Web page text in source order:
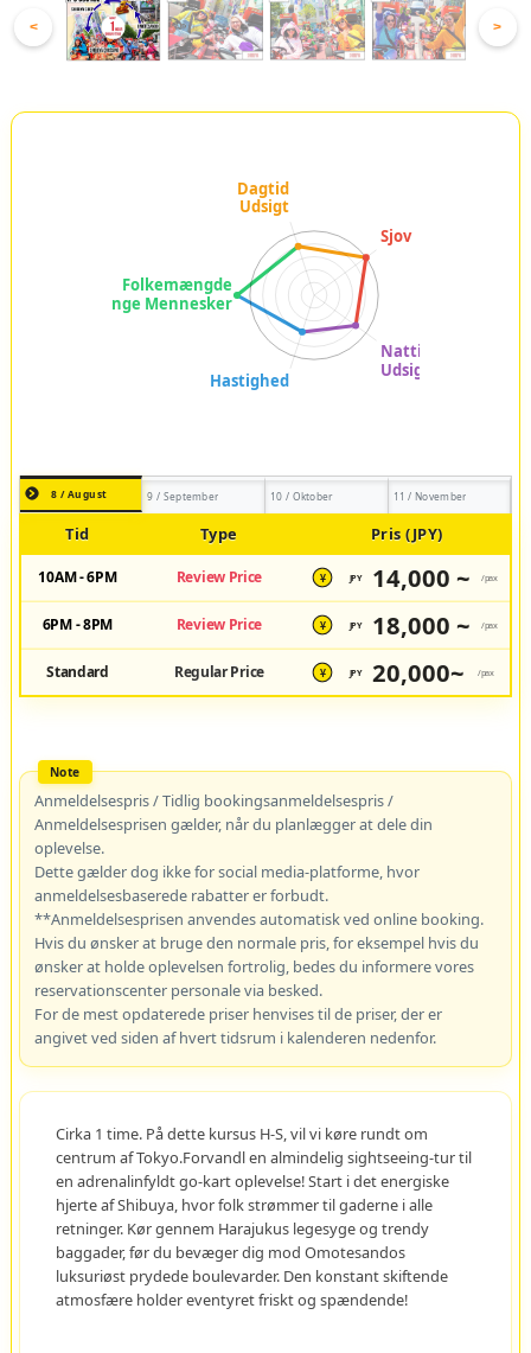
< >
8 / August 9 / September 10 / Oktober 11 / November
Tid Type Pris (JPY)
10AM - 6PM Review Price ¥ JPY 14,000 ~ /pax
6PM - 8PM Review Price ¥ JPY 18,000 ~ /pax
Standard Regular Price ¥ JPY 20,000~ /pax
Anmeldelsespris / Tidlig bookingsanmeldelsespris /
Anmeldelsesprisen gælder, når du planlægger at dele din
oplevelse.
Dette gælder dog ikke for social media-platforme, hvor
anmeldelsesbaserede rabatter er forbudt.
**Anmeldelsesprisen anvendes automatisk ved online booking.
Hvis du ønsker at bruge den normale pris, for eksempel hvis du
ønsker at holde oplevelsen fortrolig, bedes du informere vores
reservationscenter personale via besked.
For de mest opdaterede priser henvises til de priser, der er
angivet ved siden af hvert tidsrum i kalenderen nedenfor.
Cirka 1 time. På dette kursus H-S, vil vi køre rundt om
centrum af Tokyo.Forvandl en almindelig sightseeing-tur til
en adrenalinfyldt go-kart oplevelse! Start i det energiske
hjerte af Shibuya, hvor folk strømmer til gaderne i alle
retninger. Kør gennem Harajukus legesyge og trendy
baggader, før du bevæger dig mod Omotesandos
luksuriøst prydede boulevarder. Den konstant skiftende
atmosfære holder eventyret friskt og spændende!